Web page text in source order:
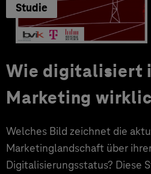
Studie
Wie digitalisiert
Marketing
Welches Bild zeichnet die
Marketinglandschaft über
Digitalisierungsstatus? Diese